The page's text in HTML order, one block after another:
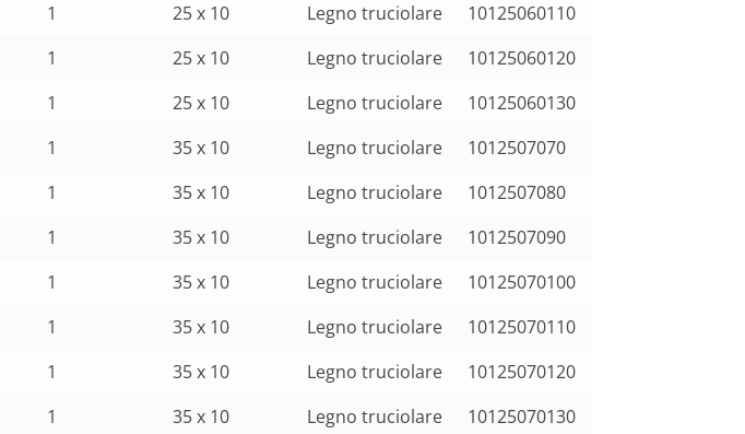
1 25 x 10 Legno truciolare
10125060110
1 25 x 10 Legno truciolare
10125060120
1 25 x 10 Legno truciolare
10125060130
1 35 x 10 Legno truciolare
1012507070
1 35 x 10 Legno truciolare
1012507080
1 35 x 10 Legno truciolare
1012507090
1 35 x 10 Legno truciolare
10125070100
1 35 x 10 Legno truciolare
10125070110
1 35 x 10 Legno truciolare
10125070120
1 35 x 10 Legno truciolare
10125070130